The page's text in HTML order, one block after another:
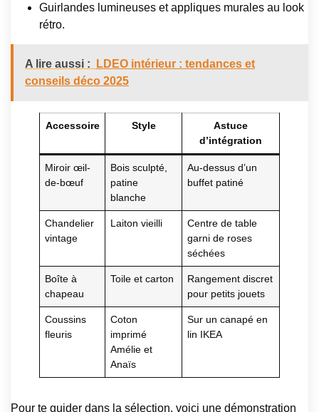
Guirlandes lumineuses et appliques murales au look
rétro.
A lire aussi :
LDEO intérieur : tendances et
conseils déco 2025
Accessoire Style
Astuce
d’intégration
Miroir œil-
de-bœuf
Bois sculpté,
patine
blanche
Au-dessus d’un
buffet patiné
Chandelier
vintage
Laiton vieilli
Centre de table
garni de roses
séchées
Boîte à
chapeau
Toile et carton
Rangement discret
pour petits jouets
Coussins
fleuris
Coton
imprimé
Amélie et
Anaïs
Sur un canapé en
lin IKEA
Pour te guider dans la sélection, voici une démonstration